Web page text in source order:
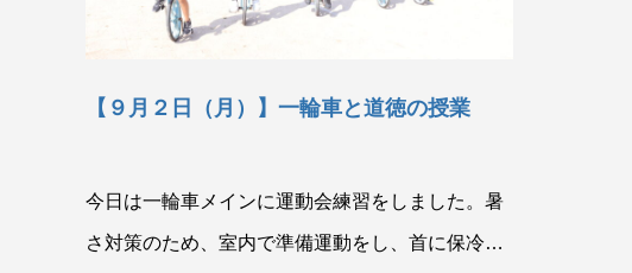
【９月２日（月）】一輪車と道徳の授業
今日は一輪車メインに運動会練習をしました。暑
さ対策のため、室内で準備運動をし、首に保冷剤